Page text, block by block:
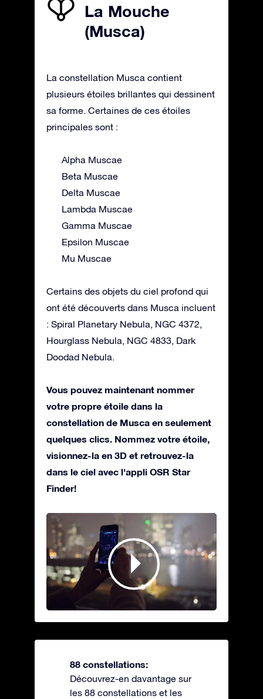
La Mouche
(Musca)
La constellation Musca contient
plusieurs étoiles brillantes qui dessinent
sa forme. Certaines de ces étoiles
principales sont :
Alpha Muscae
Beta Muscae
Delta Muscae
Lambda Muscae
Gamma Muscae
Epsilon Muscae
Mu Muscae
Certains des objets du ciel profond qui
ont été découverts dans Musca incluent
: Spiral Planetary Nebula, NGC 4372,
Hourglass Nebula, NGC 4833, Dark
Doodad Nebula.
Vous pouvez maintenant nommer
votre propre étoile dans la
constellation de Musca en seulement
quelques clics. Nommez votre étoile,
visionnez-la en 3D et retrouvez-la
dans le ciel avec l'appli OSR Star
Finder!
88 constellations:
Découvrez-en davantage sur
les 88 constellations et les